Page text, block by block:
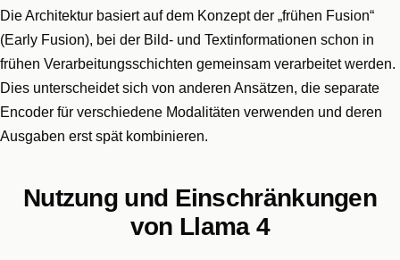
Die Architektur basiert auf dem Konzept der „frühen Fusion“
(Early Fusion), bei der Bild- und Textinformationen schon in
frühen Verarbeitungsschichten gemeinsam verarbeitet werden.
Dies unterscheidet sich von anderen Ansätzen, die separate
Encoder für verschiedene Modalitäten verwenden und deren
Ausgaben erst spät kombinieren.
Nutzung und Einschränkungen
von Llama 4